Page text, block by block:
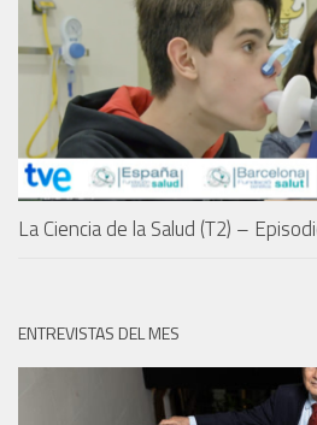
La Ciencia de la Salud (T2) –
ENTREVISTAS DEL MES